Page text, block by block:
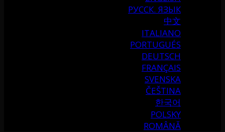
РУССК. ЯЗЫК
中文
ITALIANO
PORTUGUÉS
DEUTSCH
FRANÇAIS
SVENSKA
ČEŠTINA
한국어
POLSKY
ROMÂNĂ